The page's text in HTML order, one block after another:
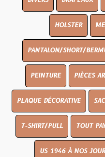
HOLSTER
PANTALON/SHORT/
PEINTURE PIÈCES
PLAQUE DÉCORATIVE
T-SHIRT/PULL TOUT
US 1946 À NOS